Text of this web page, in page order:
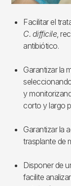
Facilitar el
C. difficile,
antibiótico.
Garantizar la
y
corto y largo
Garantizar la
trasplante de
Disponer de
facilite analizar